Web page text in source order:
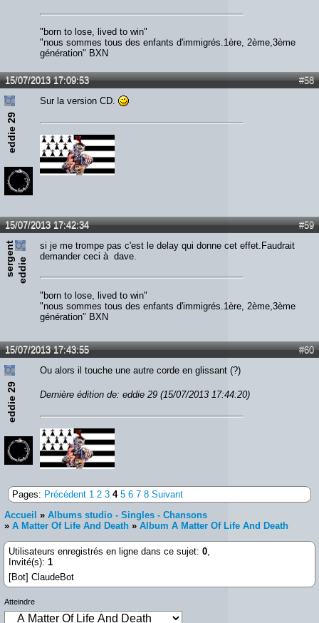
"born to lose, lived to win"
"nous sommes tous des enfants d'immigrés.1ère, 2ème,3ème
génération" BXN
#58
15/07/2013 17:09:53
eddie 29
Sur la version CD.
#59
15/07/2013 17:42:34
s
e
rg
e
n
t
e
d
d
ie
si je me trompe pas c'est le delay qui donne cet effet.Faudrait
demander ceci à dave.
"born to lose, lived to win"
"nous sommes tous des enfants d'immigrés.1ère, 2ème,3ème
génération" BXN
#60
15/07/2013 17:43:55
eddie 29
Ou alors il touche une autre corde en glissant (?)
Dernière édition de: eddie 29 (15/07/2013 17:44:20)
Pages: Précédent 1 2 3 4 5 6 7 8 Suivant
Accueil » Albums studio - Singles - Chansons
» A Matter Of Life And Death » Album A Matter Of Life And Death
Utilisateurs enregistrés en ligne dans ce sujet: 0
Invité(s): 1
[Bot] ClaudeBot
Atteindre